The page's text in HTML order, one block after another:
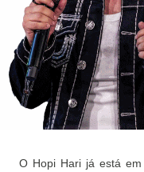
O Hopi Hari já está